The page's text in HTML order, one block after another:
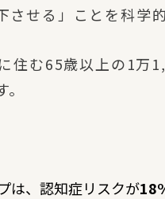
せる」ことを科学
住む65歳以上の1万
は、認知症リスクが